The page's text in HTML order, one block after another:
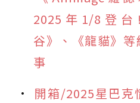
2025年1/8登
谷》、《龍貓》
事
開箱/2025星巴克